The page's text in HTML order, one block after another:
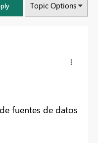
Topic Options
fuentes de datos